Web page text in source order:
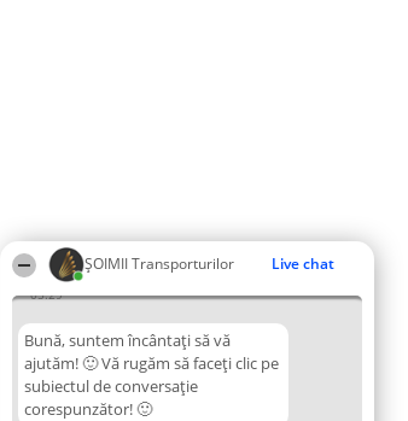
ȘOIMII Transporturilor Live chat
05:29
Bună, suntem încântați să vă
ajutăm! 🙂 Vă rugăm să faceți clic pe
subiectul de conversație
corespunzător! 🙂